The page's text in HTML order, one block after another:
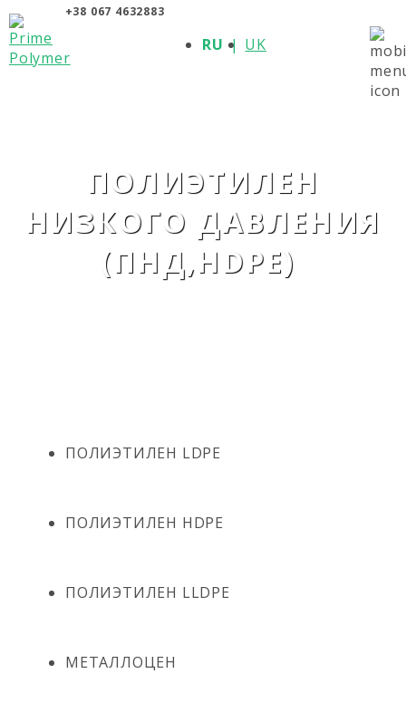
+38 067 4632883
RU UK
ПОЛИЭТИЛЕН
НИЗКОГО ДАВЛЕНИЯ
(ПНД,HDPE)
ПОЛИЭТИЛЕН LDPE
ПОЛИЭТИЛЕН HDPE
ПОЛИЭТИЛЕН LLDPE
МЕТАЛЛОЦЕН
О КОМПАНИИ
ПРОДУКЦИЯ